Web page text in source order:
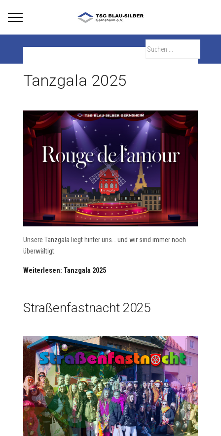
Mobile Menu Toggle
Tanzgala 2025
Unsere Tanzgala liegt hinter uns… und wir sind immer noch
überwältigt.
Weiterlesen: Tanzgala 2025
Straßenfastnacht 2025